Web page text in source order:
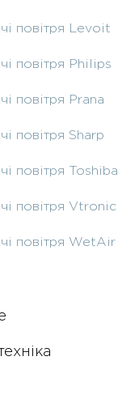
повітря Levoit
повітря Philips
повітря Prana
повітря Sharp
повітря Toshiba
повітря Vtronic
повітря WetAir